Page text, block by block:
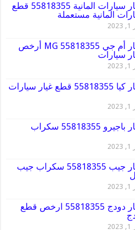
قطع غيار سيارات المانية 55818355 قطع
المانية مستعملة
قطع غيار أم جي MG 55818355 أرخص
سيارات
قطع غيار كيا 55818355 قطع غيار سيارات
قطع غيار باجيرو 55818355 سكراب
قطع غيار جيب 55818355 سكراب جيب
قطع غيار دودج 55818355 ارخص قطع